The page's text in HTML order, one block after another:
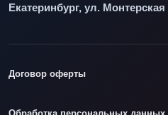
Екатеринбург, ул. Монтерская
Договор оферты